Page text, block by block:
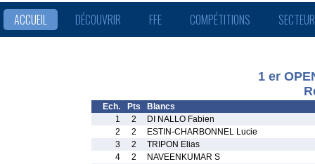
ACCUEIL DÉCOUVRIR FFE COMPÉTITIONS
1 er
Ech. Pts
Blancs
1
2
DI NALLO Fabien
2
2
ESTIN-CHARBONNEL Lucie
3
2
TRIPON Elias
4
2
NAVEENKUMAR S